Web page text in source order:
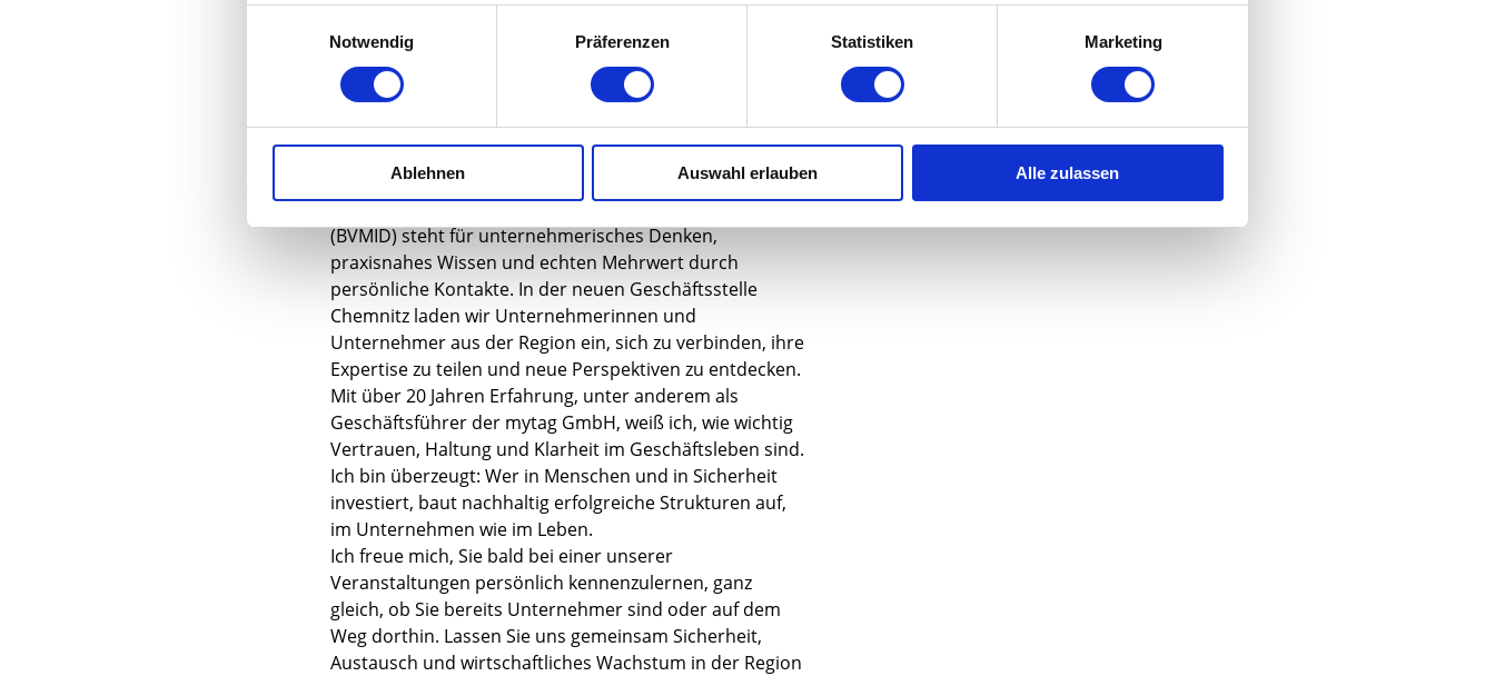
Notwendig
Präferenzen Statistiken Marketing
Ablehnen Auswahl erlauben Alle zulassen
zu entwickeln und das physisch, digital und mental.
Als Geschäftsstellenleiter des BVMID in Chemnitz möchte
ich dieses Wissen weitergeben und gemeinsam mit
engagierten Unternehmern ein starkes Netzwerk
aufbauen. Ein Netzwerk, das sich gegenseitig stärkt,
inspiriert und auf Augenhöhe austauscht.
Die Bundesvereinigung Mittelstand in Deutschland
(BVMID) steht für unternehmerisches Denken,
praxisnahes Wissen und echten Mehrwert durch
persönliche Kontakte. In der neuen Geschäftsstelle
Chemnitz laden wir Unternehmerinnen und
Unternehmer aus der Region ein, sich zu verbinden, ihre
Expertise zu teilen und neue Perspektiven zu entdecken.
Mit über 20 Jahren Erfahrung, unter anderem als
Geschäftsführer der mytag GmbH, weiß ich, wie wichtig
Vertrauen, Haltung und Klarheit im Geschäftsleben sind.
Ich bin überzeugt: Wer in Menschen und in Sicherheit
investiert, baut nachhaltig erfolgreiche Strukturen auf,
im Unternehmen wie im Leben.
Ich freue mich, Sie bald bei einer unserer
Veranstaltungen persönlich kennenzulernen, ganz
gleich, ob Sie bereits Unternehmer sind oder auf dem
Weg dorthin. Lassen Sie uns gemeinsam Sicherheit,
Austausch und wirtschaftliches Wachstum in der Region